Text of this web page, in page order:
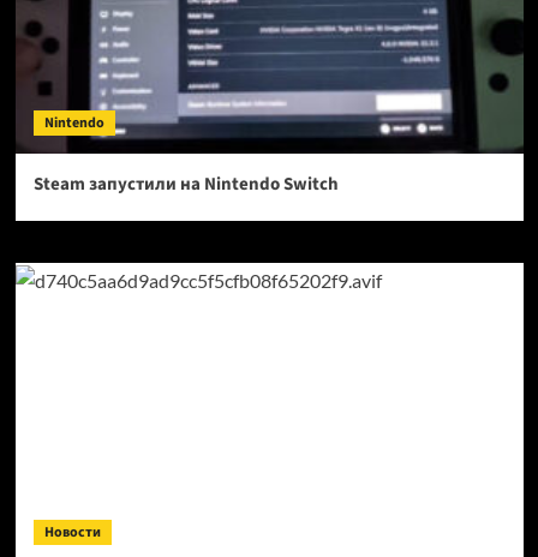
Nintendo
Steam запустили на Nintendo Switch
Новости